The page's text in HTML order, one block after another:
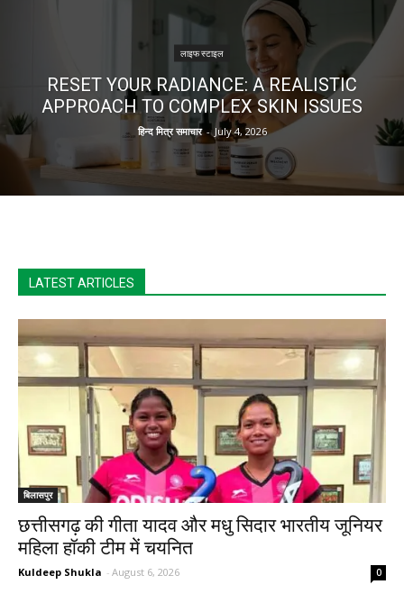
लाइफ स्टाइल
RESET YOUR RADIANCE: A REALISTIC
APPROACH TO COMPLEX SKIN ISSUES
हिन्द मित्र समाचार - July 4, 2026
LATEST ARTICLES
बिलासपुर
छत्तीसगढ़ की गीता यादव और मधु सिदार भारतीय जूनियर
महिला हॉकी टीम में चयनित
Kuldeep Shukla - August 6, 2026 0